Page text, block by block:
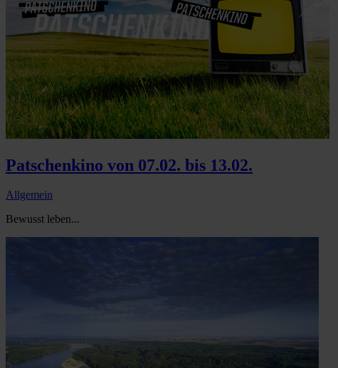
Patschenkino von 07.02. bis 13.02.
Allgemein
Bewusst leben...